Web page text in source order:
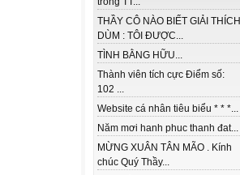
THẦY CÔ NÀO BIẾT GIẢI THÍCH
DÙM : TÔI ĐƯỢC...
TÌNH BẰNG HỮU...
Thành viên tích cực Điểm số:
102 ...
Website cá nhân tiêu biểu * * *...
Năm mơi hanh phuc thanh đat...
MỪNG XUÂN TÂN MÃO . Kính
chúc Quý Thầy...